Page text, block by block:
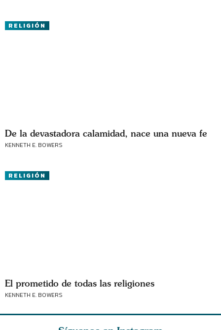
RELIGIÓN
De la devastadora calamidad, nace una nueva fe
KENNETH E. BOWERS
RELIGIÓN
El prometido de todas las religiones
KENNETH E. BOWERS